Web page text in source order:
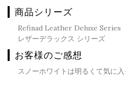
商品シリーズ
Refinad Leather Deluxe Series
レザーデラックス シリーズ
お客様のご感想
スノーホワイトは明るくて気に入